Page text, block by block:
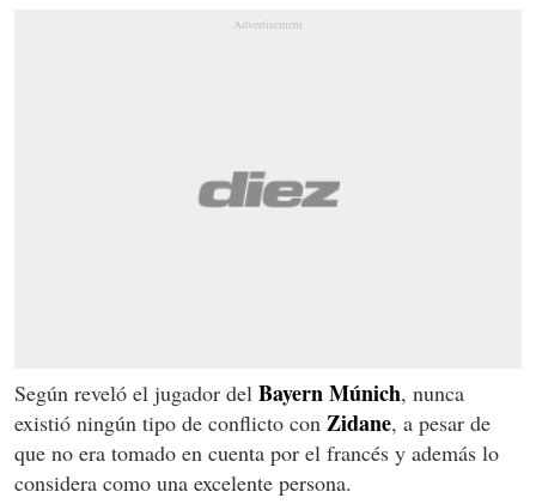
Según reveló el jugador del Bayern Múnich, nunca
existió ningún tipo de conflicto con Zidane, a pesar de
que no era tomado en cuenta por el francés y además lo
considera como una excelente persona.